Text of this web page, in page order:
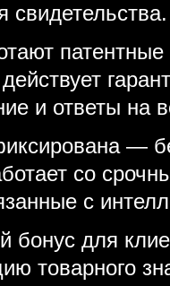
свидетельства.
и ответы на
—
со
с
бонус для
товарного